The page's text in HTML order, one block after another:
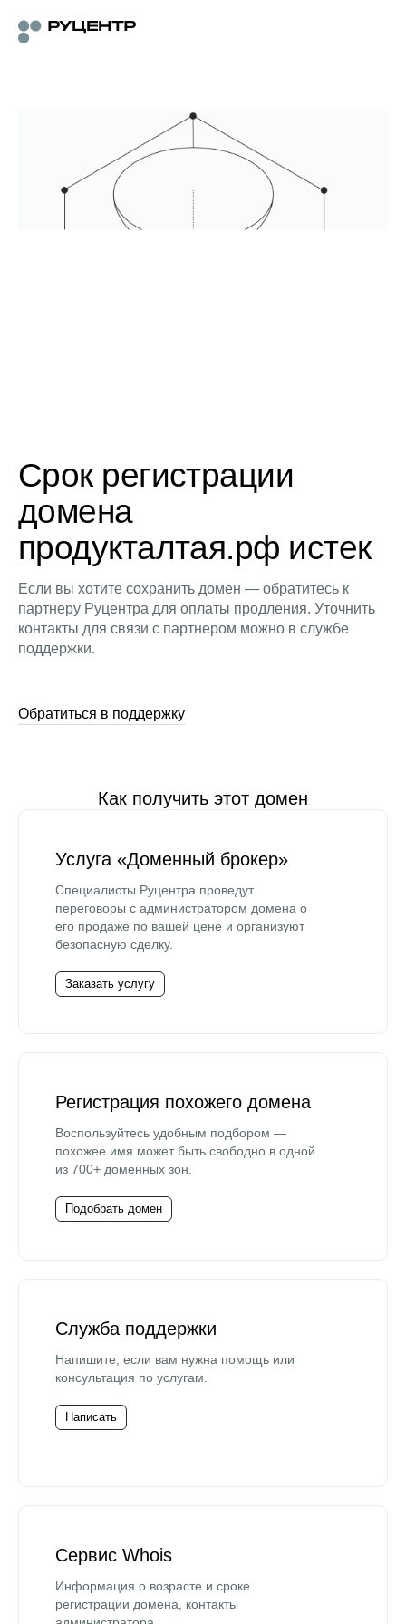
Срок регистрации
домена
продукталтая.рф истек
Если вы хотите сохранить домен — обратитесь к
партнеру Руцентра для оплаты продления. Уточнить
контакты для связи с партнером можно в службе
поддержки.
Обратиться в поддержку
Как получить этот домен
Услуга «Доменный брокер»
Специалисты Руцентра проведут
переговоры с администратором домена о
его продаже по вашей цене и организуют
безопасную сделку.
Заказать услугу
Регистрация похожего домена
Воспользуйтесь удобным подбором —
похожее имя может быть свободно в одной
из 700+ доменных зон.
Подобрать домен
Служба поддержки
Напишите, если вам нужна помощь или
консультация по услугам.
Написать
Сервис Whois
Информация о возрасте и сроке
регистрации домена, контакты